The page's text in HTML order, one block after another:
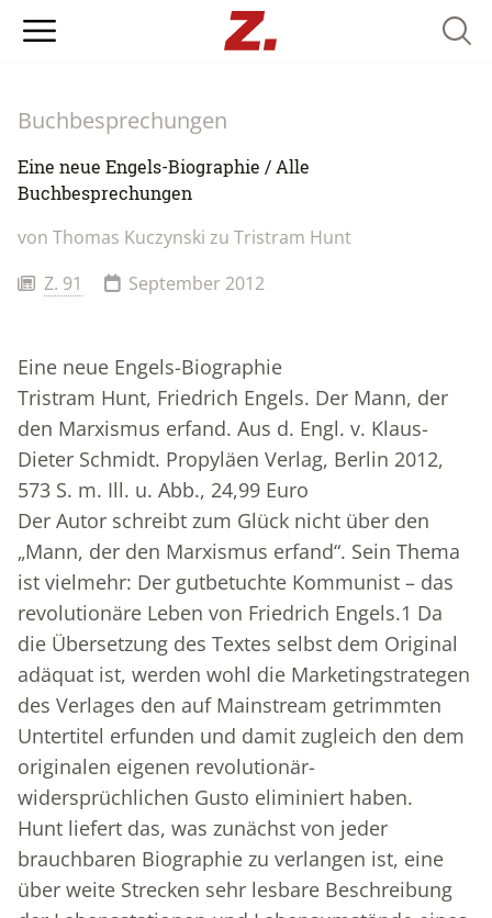
Buchbesprechungen
Eine neue Engels-Biographie / Alle
Buchbesprechungen
von Thomas Kuczynski zu Tristram Hunt
Z. 91
September 2012
Eine neue Engels-Biographie
Tristram Hunt, Friedrich Engels. Der Mann, der
den Marxismus erfand. Aus d. Engl. v. Klaus-
Dieter Schmidt. Propyläen Verlag, Berlin 2012,
573 S. m. Ill. u. Abb., 24,99 Euro
Der Autor schreibt zum Glück nicht über den
„Mann, der den Marxismus erfand“. Sein Thema
ist vielmehr: Der gutbetuchte Kommunist – das
revolutionäre Leben von Friedrich Engels.1 Da
die Übersetzung des Textes selbst dem Original
adäquat ist, werden wohl die Marketingstrategen
des Verlages den auf Mainstream getrimmten
Untertitel erfunden und damit zugleich den dem
originalen eigenen revolutionär-
widersprüchlichen Gusto eliminiert haben.
Hunt liefert das, was zunächst von jeder
brauchbaren Biographie zu verlangen ist, eine
über weite Strecken sehr lesbare Beschreibung